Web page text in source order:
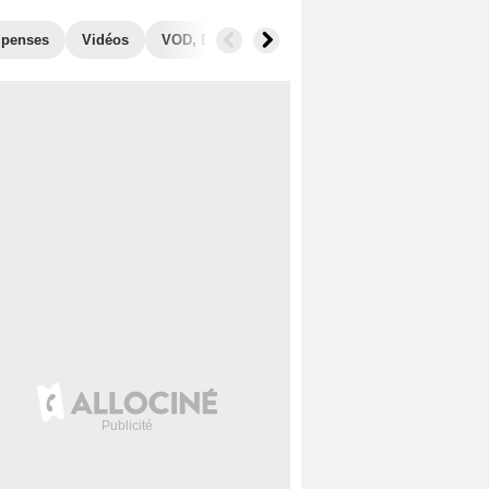
Vidéos VOD, DVD